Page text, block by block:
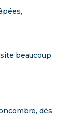
beaucoup
dés